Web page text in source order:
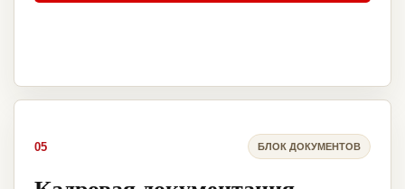
05 БЛОК ДОКУМЕНТОВ